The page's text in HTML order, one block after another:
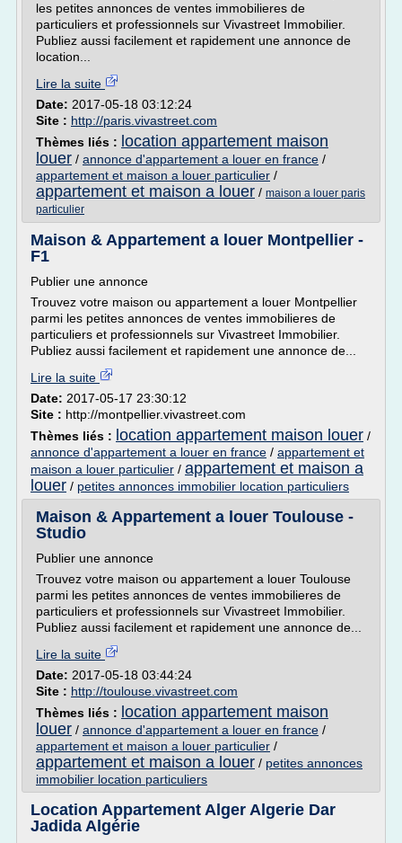
les petites annonces de ventes immobilieres de
particuliers et professionnels sur Vivastreet Immobilier.
Publiez aussi facilement et rapidement une annonce de
location...
Lire la suite
Date: 2017-05-18 03:12:24
Site : http://paris.vivastreet.com
Thèmes liés : location appartement maison
louer / annonce d'appartement a louer en france /
appartement et maison a louer particulier /
appartement et maison a louer / maison a louer paris
particulier
Maison & Appartement a louer Montpellier -
F1
Publier une annonce
Trouvez votre maison ou appartement a louer Montpellier
parmi les petites annonces de ventes immobilieres de
particuliers et professionnels sur Vivastreet Immobilier.
Publiez aussi facilement et rapidement une annonce de...
Lire la suite
Date: 2017-05-17 23:30:12
Site : http://montpellier.vivastreet.com
Thèmes liés : location appartement maison louer /
annonce d'appartement a louer en france / appartement et
maison a louer particulier / appartement et maison a
louer / petites annonces immobilier location particuliers
Maison & Appartement a louer Toulouse -
Studio
Publier une annonce
Trouvez votre maison ou appartement a louer Toulouse
parmi les petites annonces de ventes immobilieres de
particuliers et professionnels sur Vivastreet Immobilier.
Publiez aussi facilement et rapidement une annonce de...
Lire la suite
Date: 2017-05-18 03:44:24
Site : http://toulouse.vivastreet.com
Thèmes liés : location appartement maison
louer / annonce d'appartement a louer en france /
appartement et maison a louer particulier /
appartement et maison a louer / petites annonces
immobilier location particuliers
Location Appartement Alger Algerie Dar
Jadida Algérie